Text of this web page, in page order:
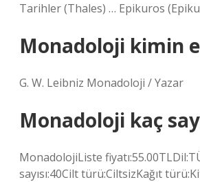
Tarihler (Thales) … Epikuros
Monadoloji kimin
G. W. Leibniz Monadoloji / Yazar
Monadoloji kaç
MonadolojiListe
sayısı:40Cilt türü:CiltsizKağıt